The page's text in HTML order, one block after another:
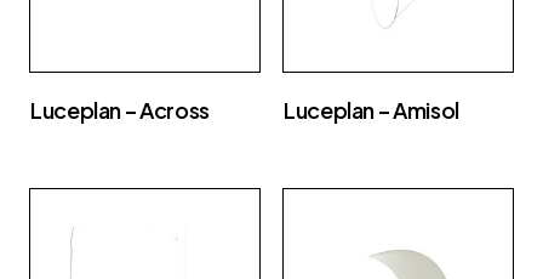
Luceplan – Across Luceplan – Amisol